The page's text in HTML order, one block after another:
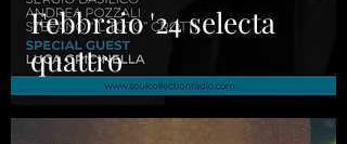
Febbraio '24 selecta
quattro